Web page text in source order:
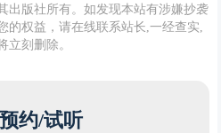
出版社所有。如发现本站有涉嫌抄袭
的权益，请在线联系站长,一经查实,
立刻删除。
约/试听